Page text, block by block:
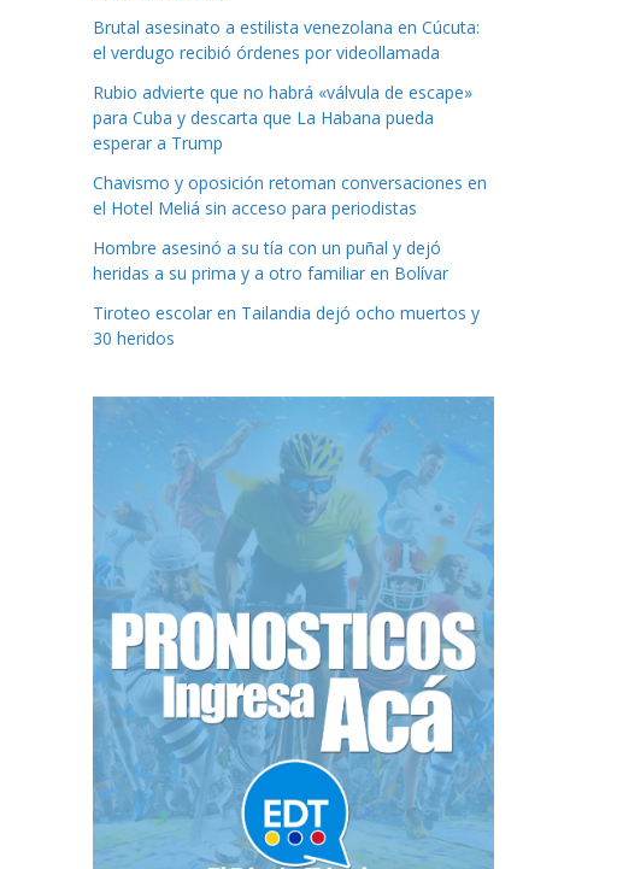
Brutal asesinato a estilista venezolana en Cúcuta:
el verdugo recibió órdenes por videollamada
Rubio advierte que no habrá «válvula de escape»
para Cuba y descarta que La Habana pueda
esperar a Trump
Chavismo y oposición retoman conversaciones en
el Hotel Meliá sin acceso para periodistas
Hombre asesinó a su tía con un puñal y dejó
heridas a su prima y a otro familiar en Bolívar
Tiroteo escolar en Tailandia dejó ocho muertos y
30 heridos